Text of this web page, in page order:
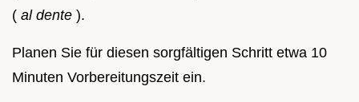
( al dente ).
Planen Sie für diesen sorgfältigen Schritt etwa 10
Minuten Vorbereitungszeit ein.